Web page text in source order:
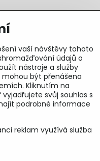
vaší návštěvy tohoto
údajů o
nástroje a služby
být přenášena
Kliknutím na
svůj souhlas s
podrobné informace
reklam využívá služba